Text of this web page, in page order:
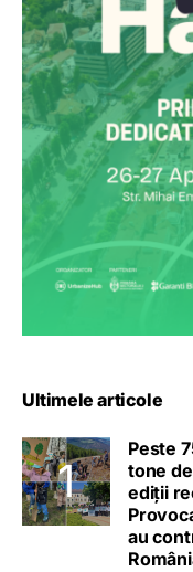
Ultimele articole
Peste
tone
ediții
au